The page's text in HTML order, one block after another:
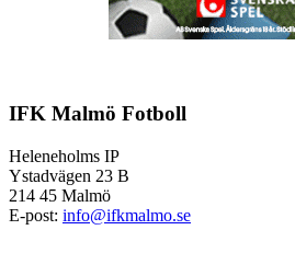
IFK Malmö Fotboll
Heleneholms IP
Ystadvägen 23 B
214 45 Malmö
E-post: info@ifkmalmo.se